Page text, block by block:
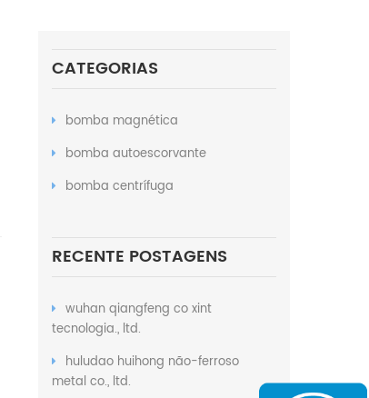
CATEGORIAS
bomba magnética
bomba autoescorvante
bomba centrífuga
RECENTE POSTAGENS
wuhan qiangfeng co xint
tecnologia., ltd.
huludao huihong não-ferroso
metal co., ltd.